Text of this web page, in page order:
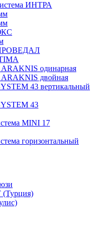
ИНТРА
ПРОВЕДАЛ
ARAKNIS одинарная
ARAKNIS двойная
43 вертикальный
43
MINI 17
горизонтальный
(Турция)